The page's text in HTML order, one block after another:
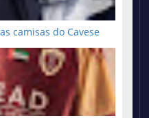
camisas do Cavese